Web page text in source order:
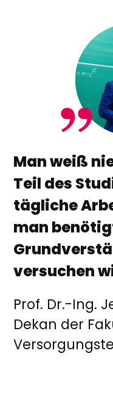
Man weiß
Teil des
tägliche
man
versuchen
Prof. Dr.-Ing.
Dekan der